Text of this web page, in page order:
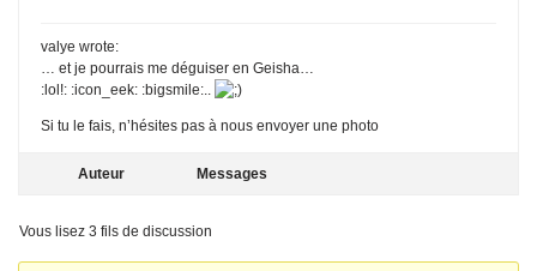
valye wrote:
… et je pourrais me déguiser en Geisha…
:lol!: :icon_eek: :bigsmile:..
Si tu le fais, n’hésites pas à nous envoyer une photo
Auteur Messages
Vous lisez 3 fils de discussion